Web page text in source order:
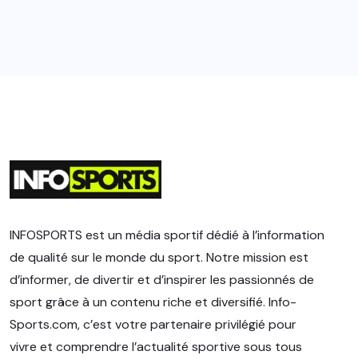
INFOSPORTS est un média sportif dédié à l’information
de qualité sur le monde du sport. Notre mission est
d’informer, de divertir et d’inspirer les passionnés de
sport grâce à un contenu riche et diversifié. Info-
Sports.com, c’est votre partenaire privilégié pour
vivre et comprendre l’actualité sportive sous tous